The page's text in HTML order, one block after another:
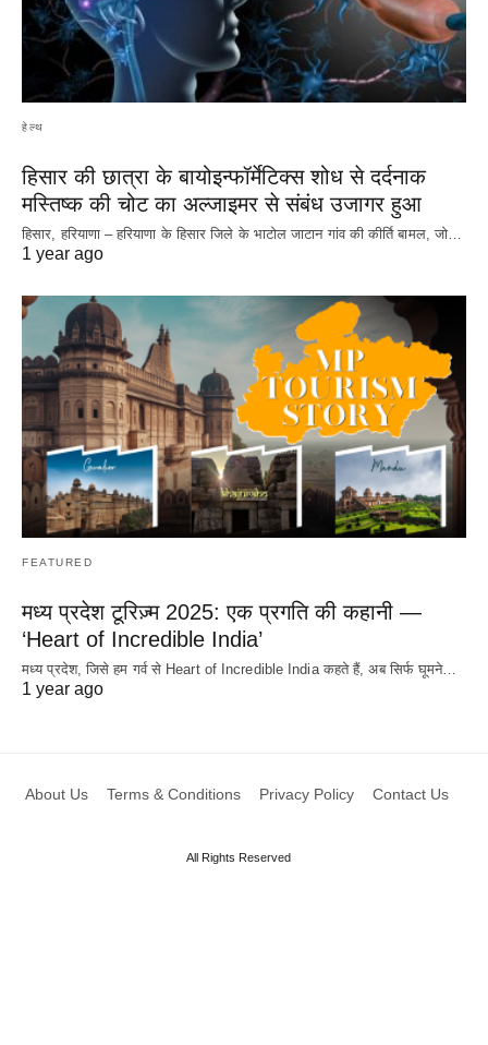
हेल्थ
हिसार की छात्रा के बायोइन्फॉर्मेटिक्स शोध से दर्दनाक
मस्तिष्क की चोट का अल्जाइमर से संबंध उजागर हुआ
हिसार, हरियाणा – हरियाणा के हिसार जिले के भाटोल जाटान गांव की कीर्ति बामल, जो…
1 year ago
FEATURED
मध्य प्रदेश टूरिज़्म 2025: एक प्रगति की कहानी —
‘Heart of Incredible India’
मध्य प्रदेश, जिसे हम गर्व से Heart of Incredible India कहते हैं, अब सिर्फ घूमने…
1 year ago
About Us Terms & Conditions Privacy Policy Contact Us
All Rights Reserved